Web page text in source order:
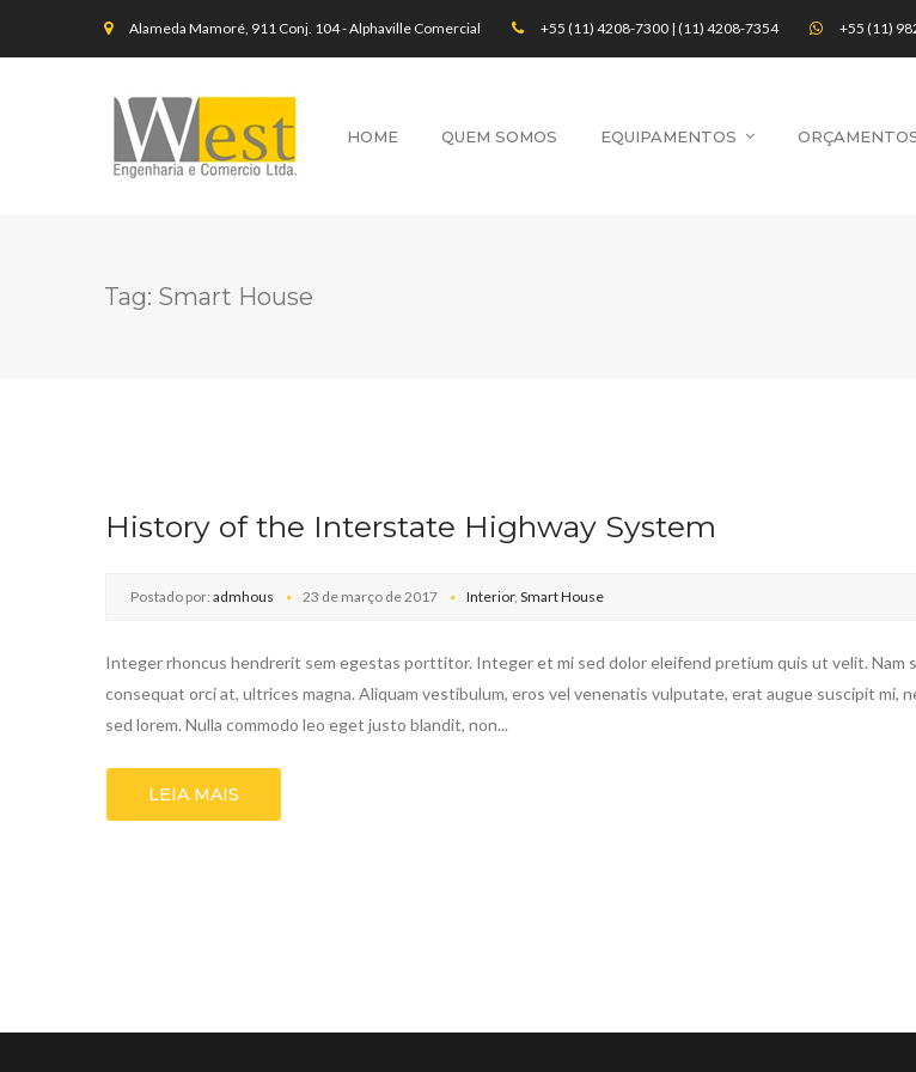
Alameda Mamoré, 911 Conj. 104 - Alphaville Comercial +55 (11) 4208-7300 | (11) 4208-7354 +55 (11)
HOME QUEM SOMOS EQUIPAMENTOS
Tag: Smart House
History of the Interstate Highway System
Postado por: admhous 23 de março de 2017 Interior, Smart House
Integer rhoncus hendrerit sem egestas porttitor. Integer et mi sed dolor eleifend pretium quis ut velit. Nam
consequat orci at, ultrices magna. Aliquam vestibulum, eros vel venenatis vulputate, erat augue suscipit mi,
sed lorem. Nulla commodo leo eget justo blandit, non...
LEIA MAIS